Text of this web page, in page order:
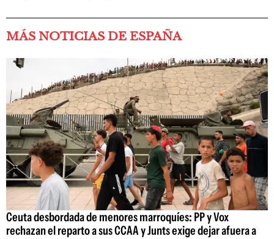
MÁS NOTICIAS DE ESPAÑA
Ceuta desbordada de menores marroquíes: PP y Vox
rechazan el reparto a sus CCAA y Junts exige dejar afuera a